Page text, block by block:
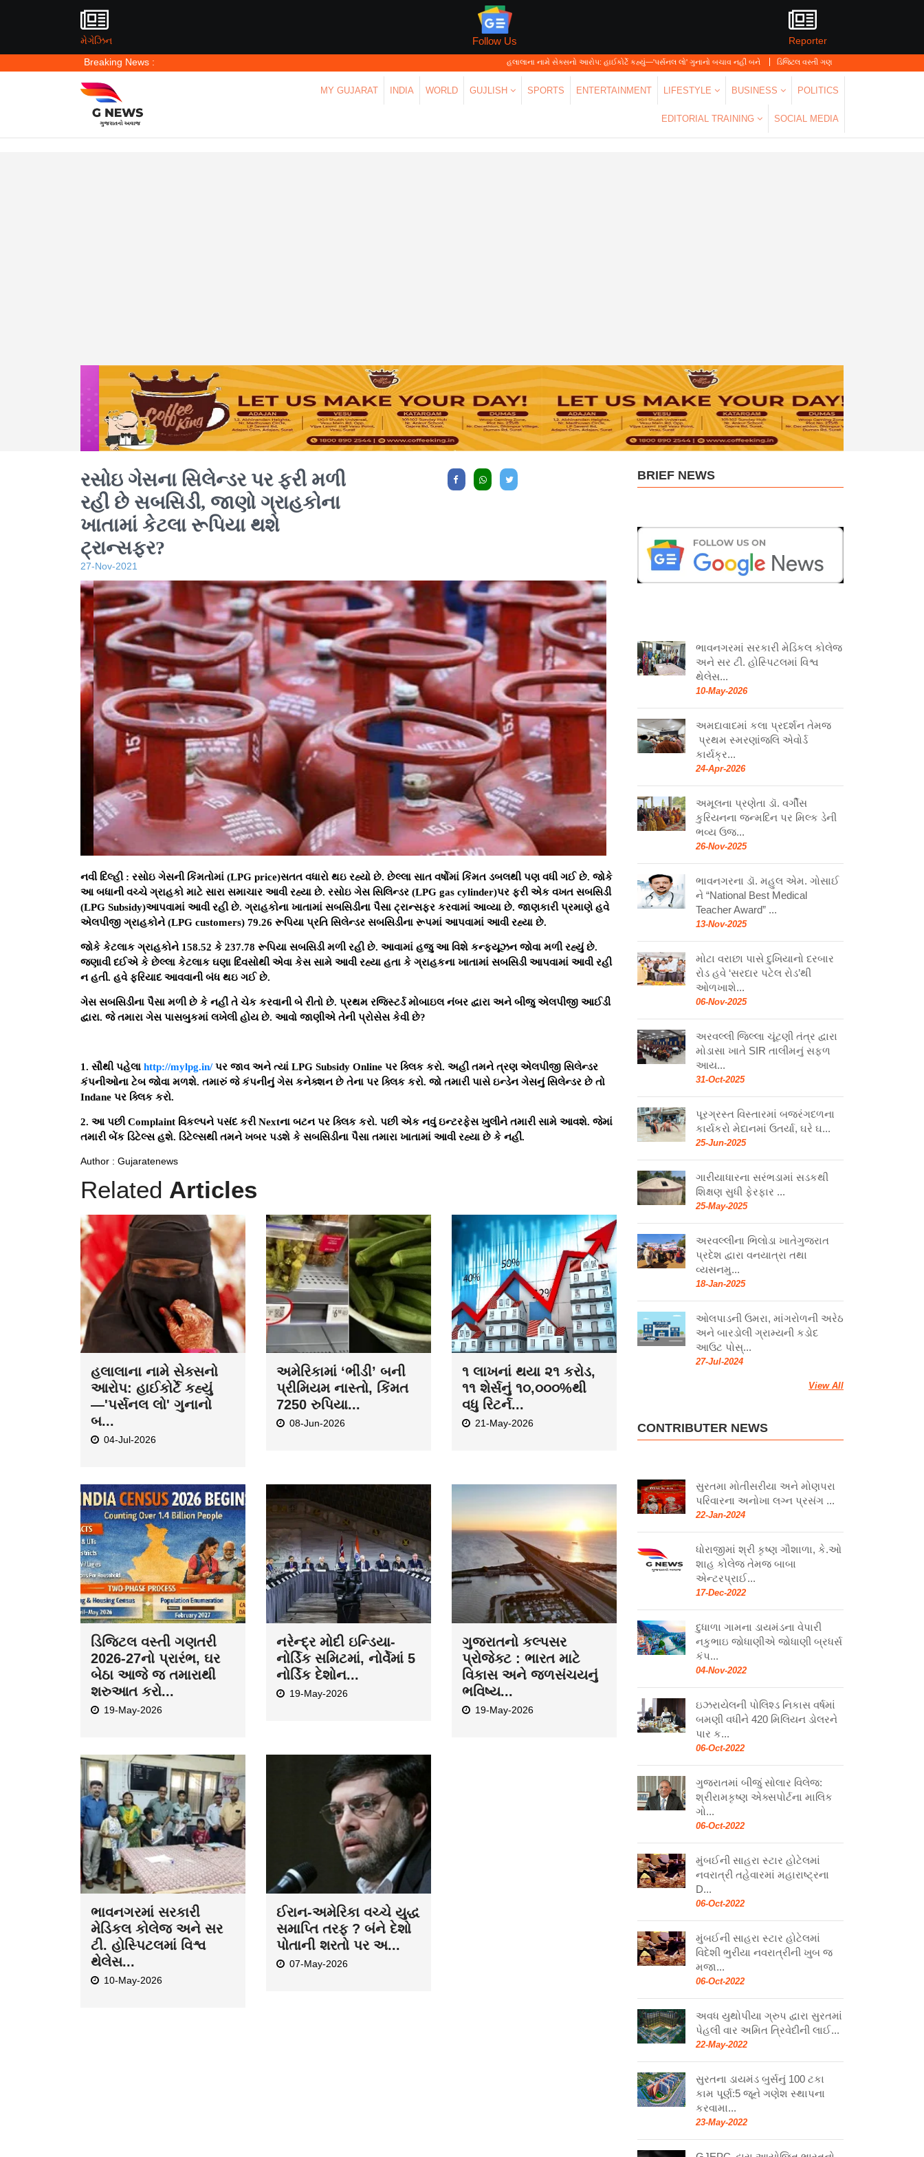
મેગેઝિન Follow Us
Reporter
Breaking News :
હલાલાના નામે સેક્સનો આરોપ: હાઈકોર્ટે કહ્યું—'પર્સનલ લો' ગુનાનો બચાવ નહીં બને ડિજિટલ વસ્તી ગણતરી 2026-27નો પ્રારંભ, ઘર બેઠા આજે જ
MY GUJARAT INDIA WORLD GUJLISH SPORTS ENTERTAINMENT LIFESTYLE BUSINESS POLITICS
EDITORIAL TRAINING SOCIAL MEDIA
રસોઇ ગેસના સિલેન્ડર પર ફરી મળી
રહી છે સબસિડી, જાણો ગ્રાહકોના
ખાતામાં કેટલા રૂપિયા થશે
ટ્રાન્સફર?
27-Nov-2021
નવી દિલ્હી : રસોઇ ગેસની કિંમતોમાં (LPG price)સતત વધારો થઇ રહ્યો છે. છેલ્લા સાત વર્ષોમાં કિંમત ડબલથી પણ વધી ગઈ છે. જોકે
આ બધાની વચ્ચે ગ્રાહકો માટે સારા સમાચાર આવી રહ્યા છે. રસોઇ ગેસ સિલિન્ડર (LPG gas cylinder)પર ફરી એક વખત સબસિડી
(LPG Subsidy)આપવામાં આવી રહી છે. ગ્રાહકોના ખાતામાં સબસિડીના પૈસા ટ્રાન્સફર કરવામાં આવ્યા છે. જાણકારી પ્રમાણે હવે
એલપીજી ગ્રાહકોને (LPG customers) 79.26 રૂપિયા પ્રતિ સિલેન્ડર સબસિડીના રૂપમાં આપવામાં આવી રહ્યા છે.
જોકે કેટલાક ગ્રાહકોને 158.52 કે 237.78 રૂપિયા સબસિડી મળી રહી છે. આવામાં હજુ આ વિશે કન્ફ્યૂઝન જોવા મળી રહ્યું છે.
જણાવી દઈએ કે છેલ્લા કેટલાક ઘણા દિવસોથી એવા કેસ સામે આવી રહ્યા હતા કે ગ્રાહકના ખાતામાં સબસિડી આપવામાં આવી રહી
ન હતી. હવે ફરિયાદ આવવાની બંધ થઇ ગઈ છે.
ગેસ સબસિડીના પૈસા મળી છે કે નહીં તે ચેક કરવાની બે રીતો છે. પ્રથમ રજિસ્ટર્ડ મોબાઇલ નંબર દ્વારા અને બીજુ એલપીજી આઈડી
દ્વારા. જે તમારા ગેસ પાસબુકમાં લખેલી હોય છે. આવો જાણીએ તેની પ્રોસેસ કેવી છે?
1. સૌથી પહેલા http://mylpg.in/પર જાવ અને ત્યાં LPG Subsidy Online પર ક્લિક કરો. અહીં તમને ત્રણ એલપીજી સિલેન્ડર
કંપનીઓના ટેબ જોવા મળશે. તમારું જે કંપનીનું ગેસ કનેક્શન છે તેના પર ક્લિક કરો. જો તમારી પાસે ઇન્ડેન ગેસનું સિલેન્ડર છે તો
Indane પર ક્લિક કરો.
2. આ પછી Complaint વિકલ્પને પસંદ કરી Nextના બટન પર ક્લિક કરો. પછી એક નવું ઇન્ટરફેસ ખુલીને તમારી સામે આવશે. જેમાં
તમારી બેંક ડિટેલ્સ હશે. ડિટેલ્સથી તમને ખબર પડશે કે સબસિડીના પૈસા તમારા ખાતામાં આવી રહ્યા છે કે નહીં.
Author : Gujaratenews
Related Articles
હલાલાના નામે સેક્સનો
આરોપ: હાઈકોર્ટે કહ્યું
—'પર્સનલ લો' ગુનાનો
બ...
04-Jul-2026
અમેરિકામાં ‘ભીંડી’ બની
પ્રીમિયમ નાસ્તો, કિંમત
7250 રુપિયા...
08-Jun-2026
૧ લાખનાં થયા ૨૧ કરોડ,
૧૧ શેર્સનું ૧૦,૦૦૦%થી
વધુ રિટર્ન...
21-May-2026
ડિજિટલ વસ્તી ગણતરી
2026-27નો પ્રારંભ, ઘર
બેઠા આજે જ તમારાથી
શરુઆત કરો...
19-May-2026
નરેન્દ્ર મોદી ઇન્ડિયા-
નોર્ડિક સમિટમાં, નોર્વેમાં 5
નોર્ડિક દેશોન...
19-May-2026
ગુજરાતનો કલ્પસર
પ્રોજેક્ટ : ભારત માટે
વિકાસ અને જળસંચયનું
ભવિષ્ય...
19-May-2026
ભાવનગરમાં સરકારી
મેડિકલ કોલેજ અને સર
ટી. હોસ્પિટલમાં વિશ્વ
થેલેસ...
10-May-2026
ઈરાન-અમેરિકા વચ્ચે યુદ્ધ
સમાપ્તિ તરફ ? બંને દેશો
પોતાની શરતો પર અ...
07-May-2026
BRIEF NEWS
ભાવનગરમાં સરકારી મેડિકલ કોલેજ
અને સર ટી. હોસ્પિટલમાં વિશ્વ
થેલેસ...
10-May-2026
અમદાવાદમાં કલા પ્રદર્શન તેમજ
પ્રથમ સ્મરણાંજલિ એવોર્ડ
કાર્યક્ર...
24-Apr-2026
અમૂલના પ્રણેતા ડૉ. વર્ગીસ
કુરિયનના જન્મદિન પર મિલ્ક ડેની
ભવ્ય ઉજ...
26-Nov-2025
ભાવનગરના ડૉ. મહુલ એમ. ગોસાઈ
ને “National Best Medical
Teacher Award” ...
13-Nov-2025
મોટા વરાછા પાસે દુખિયાનો દરબાર
રોડ હવે ‘સરદાર પટેલ રોડ’થી
ઓળખાશે...
06-Nov-2025
અરવલ્લી જિલ્લા ચૂંટણી તંત્ર દ્વારા
મોડાસા ખાતે SIR તાલીમનું સફળ
આય...
31-Oct-2025
પૂરગ્રસ્ત વિસ્તારમાં બજરંગદળના
કાર્યકરો મેદાનમાં ઉતર્યા, ઘરે ઘ...
25-Jun-2025
ગારીયાધારના સરંભડામાં સડકથી
શિક્ષણ સુધી ફેરફાર ...
25-May-2025
અરવલ્લીના ભિલોડા ખાતેગુજરાત
પ્રદેશ દ્વારા વનયાત્રા તથા
વ્યસનમુ...
18-Jan-2025
ઓલપાડની ઉમરા, માંગરોળની અરેઠ
અને બારડોલી ગ્રામ્યની કડોદ
આઉટ પોસ્...
27-Jul-2024
View All
CONTRIBUTER NEWS
સુરતમા મોતીસરીયા અને મોણપરા
પરિવારના અનોખા લગ્ન પ્રસંગ ...
22-Jan-2024
ધોરાજીમાં શ્રી કૃષ્ણ ગૌશાળા, કે.ઓ
શાહ કોલેજ તેમજ બાબા
એન્ટરપ્રાઈ...
17-Dec-2022
દુધાળા ગામના ડાયમંડના વેપારી
નકુભાઇ જોધાણીએ જોધાણી બ્રધર્સ
કંપ...
04-Nov-2022
ઇઝરાયેલની પોલિશ્ડ નિકાસ વર્ષમાં
બમણી વધીને 420 મિલિયન ડોલરને
પાર ક...
06-Oct-2022
ગુજરાતમાં બીજું સોલાર વિલેજ:
શ્રીરામકૃષ્ણ એક્સપોર્ટના માલિક
ગો...
06-Oct-2022
મુંબઈની સાહરા સ્ટાર હોટેલમાં
નવરાત્રી તહેવારમાં મહારાષ્ટ્રના
D...
06-Oct-2022
મુંબઈની સાહરા સ્ટાર હોટેલમાં
વિદેશી ભુરીયા નવરાત્રીની ખુબ જ
મજા...
06-Oct-2022
અવધ યુથોપીયા ગ્રુપ દ્વારા સુરતમાં
પેહલી વાર અમિત ત્રિવેદીની લાઈ...
22-May-2022
સુરતના ડાયમંડ બુર્સનું 100 ટકા
કામ પૂર્ણ:5 જૂને ગણેશ સ્થાપના
કરવામા...
23-May-2022